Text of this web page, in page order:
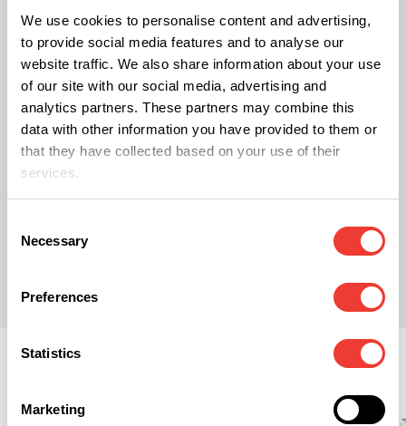
We use cookies to personalise content and advertising,
to provide social media features and to analyse our
website traffic. We also share information about your use
of our site with our social media, advertising and
analytics partners. These partners may combine this
data with other information you have provided to them or
that they have collected based on your use of their
services.
Selection
Necessary
Preferences
Statistics
Marketing
onder invloed zijn, lopen toch een flink risico
om hun rijbewijs kwijt te raken.
Lees ook:Cannabis en verkeer: Weet wat er kan
gebeuren! - Soft Secrets